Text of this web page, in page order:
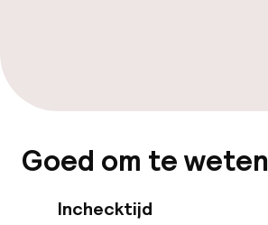
Goed om te weten
Inchecktijd